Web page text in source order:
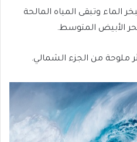
الماء وتبقى المياه المالحة
الأبيض المتوسط.
ملوحة من الجزء الشمالي.